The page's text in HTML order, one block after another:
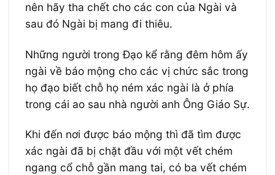
nên hãy tha chết cho các con của Ngài và
sau đó Ngài bị mang đi thiêu.
Những người trong Đạo kể rằng đêm hôm ấy
ngài về báo mộng cho các vị chức sắc trong
họ đạo biết chỗ họ ném xác ngài là ở phía
trong cái ao sau nhà người anh Ông Giáo Sự.
Khi đến nơi được báo mộng thì đã tìm được
xác ngài đã bị chặt đầu với một vết chém
ngang cổ chỗ gần mang tai, có ba vết chém